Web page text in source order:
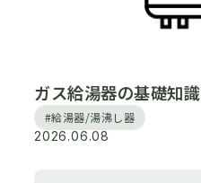
ガス給湯器の基礎知識
#給湯器/湯沸し器
2026.06.08